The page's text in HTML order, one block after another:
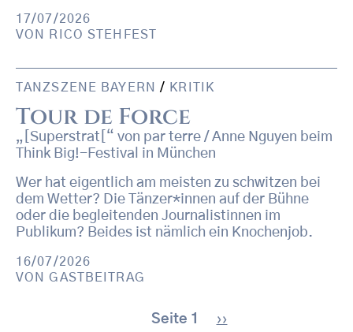
17/07/2026
VON
RICO STEHFEST
TANZSZENE BAYERN / KRITIK
Tour de Force
„[Superstrat[“ von par terre / Anne Nguyen beim
Think Big!-Festival in München
Wer hat eigentlich am meisten zu schwitzen bei
dem Wetter? Die Tänzer*innen auf der Bühne
oder die begleitenden Journalistinnen im
Publikum? Beides ist nämlich ein Knochenjob.
16/07/2026
VONGASTBEITRAG
Seitennummerierung
Seite 1 Nächste Seite
››